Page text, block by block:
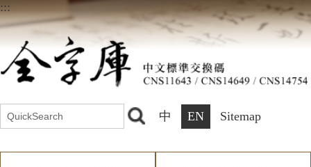
:::
中 EN Sitemap